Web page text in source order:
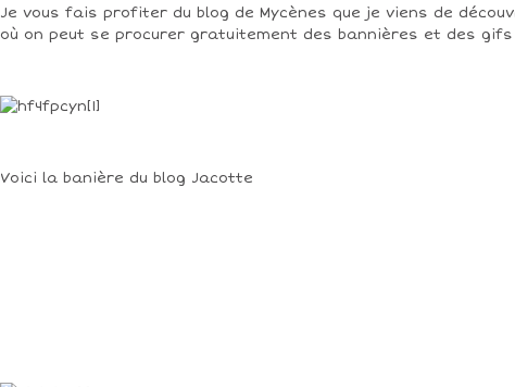
Je vous fais profiter du blog de Mycènes que je viens de
où on peut se procurer gratuitement des bannières et des gifs
Voici la banière du blog Jacotte